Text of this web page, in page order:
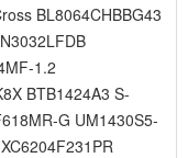
BL8064CHBBG43
1.2
BTB1424A3 S-
G UM1430S5-